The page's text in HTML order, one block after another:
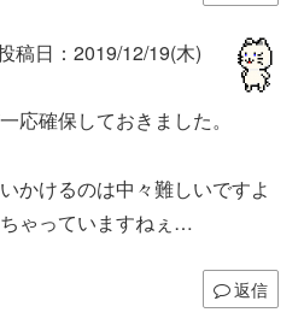
稿日：2019/12/19(木)
応確保しておきました。
かけるのは中々難しいですよ
ゃっていますねぇ…
返信